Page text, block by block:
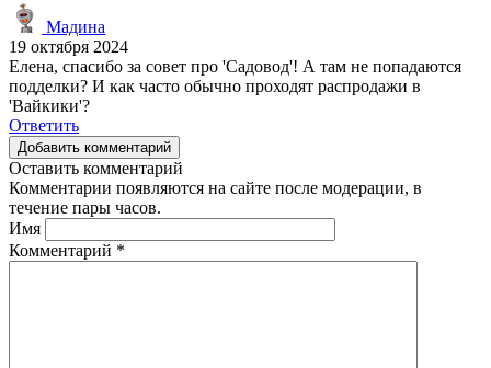
Мадина
19 октября 2024
Елена, спасибо за совет про 'Садовод'! А там не попадаются
подделки? И как часто обычно проходят распродажи в
'Вайкики'?
Ответить
Добавить комментарий
Оставить комментарий
Комментарии появляются на сайте после модерации, в
течение пары часов.
Имя
Комментарий *